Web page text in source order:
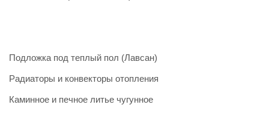
Подложка под теплый пол (Лавсан)
Радиаторы и конвекторы отопления
Каминное и печное литье чугунное